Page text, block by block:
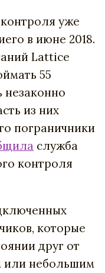
уже
в июне 2018.
Lattice
55
незаконно
из них
пограничники
служба
контроля
которые
друг от
или небольшим